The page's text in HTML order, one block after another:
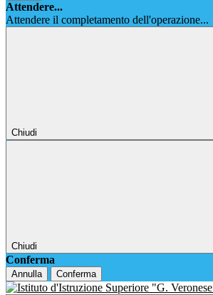
Attendere...
Attendere il completamento dell'operazione...
Chiudi
Chiudi
Conferma
Annulla Conferma